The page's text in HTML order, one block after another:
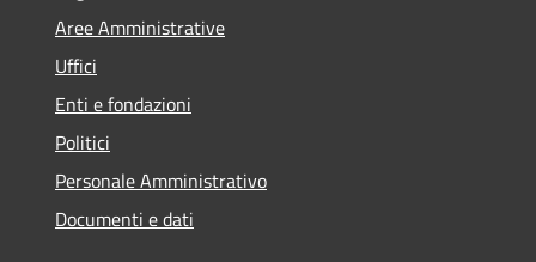
Aree Amministrative
Uffici
Enti e fondazioni
Politici
Personale Amministrativo
Documenti e dati